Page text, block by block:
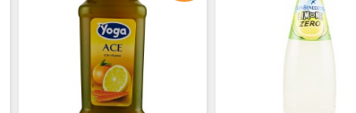
Servizio perfetto
Servizio perfetto,